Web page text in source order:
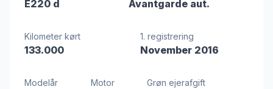
E220 d Avantgarde aut.
Kilometer kørt
133.000
1. registrering
November 2016
Modelår Motor Grøn ejerafgift